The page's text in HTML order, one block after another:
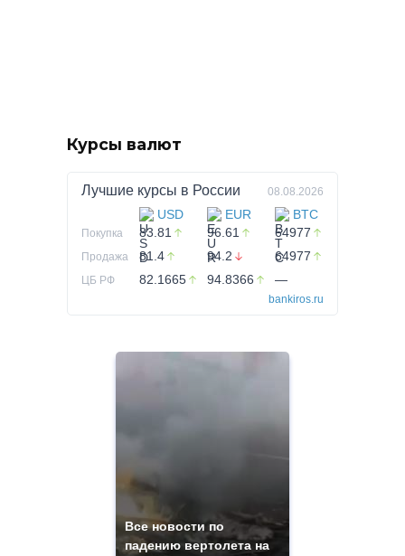
Курсы валют
Лучшие курсы в России 08.08.2026
USD EUR BTC
Покупка 83.81 96.61 64977
Продажа 81.4 94.2 64977
ЦБ РФ 82.1665 94.8366 —
bankiros.ru
Все новости по
падению вертолета на